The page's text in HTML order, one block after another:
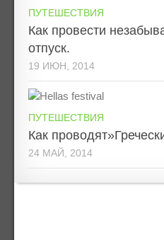
ПУТЕШЕСТВИЯ
Как провести
отпуск.
19 ИЮН, 2014
ПУТЕШЕСТВИЯ
Как
24 МАЙ, 2014